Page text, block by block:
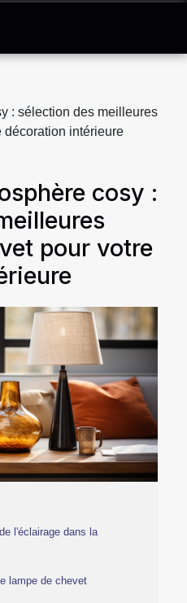
: sélection des meilleures
décoration intérieure
cosy :
pour votre
l'éclairage dans la
lampe de chevet